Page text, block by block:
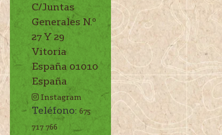
C/Juntas
Generales N.º
27 Y 29
Vitoria
España 01010
España
Instagram
Teléfono: 675
717 766